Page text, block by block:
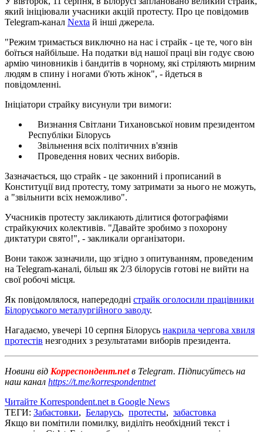
який ініціювали учасники акцій протесту. Про це повідомив
Telegram-канал Nexta й інші джерела.
"Режим тримається виключно на нас і страйк - це те, чого він
боїться найбільше. На податки від нашої праці він годує свою
армію чиновників і бандитів в чорному, які стріляють мирним
людям в спину і ногами б'ють жінок", - йдеться в
повідомленні.
Ініціатори страйку висунули три вимоги:
Визнання Світлани Тихановської новим президентом
Республіки Білорусь
Звільнення всіх політичних в'язнів
Проведення нових чесних виборів.
Зазначається, що страйк - це законний і прописаний в
Конституції вид протесту, тому затримати за нього не можуть,
а "звільнити всіх неможливо".
Учасників протесту закликають ділитися фотографіями
страйкуючих колективів. "Давайте зробимо з похорону
диктатури свято!", - закликали організатори.
Вони також зазначили, що згідно з опитуванням, проведеним
на Telegram-каналі, більш як 2/3 білорусів готові не вийти на
свої робочі місця.
Як повідомлялося, напередодні страйк оголосили працівники
Білоруського металургійного заводу.
Нагадаємо, увечері 10 серпня Білорусь накрила чергова хвиля
протестів незгодних з результатами виборів президента.
Новини від Корреспондент.netв Telegram. Підписуйтесь на
наш канал https://t.me/korrespondentnet
Читайте Korrespondent.net в Google News
ТЕГИ: Забастовки, Беларусь, протесты, забастовка
Якщо ви помітили помилку, виділіть необхідний текст і